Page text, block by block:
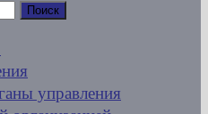
управления